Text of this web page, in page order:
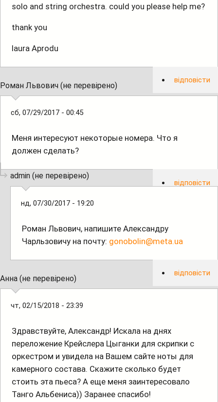
solo and string orchestra. could you please help me?
thank you
laura Aprodu
відповісти
Роман Львович (не перевірено)
сб, 07/29/2017 - 00:45
Меня интересуют некоторые номера. Что я
должен сделать?
відповісти
admin (не перевірено)
нд, 07/30/2017 - 19:20
Роман Львович, напишите Александру
Чарльзовичу на почту: gonobolin@meta.ua
відповісти
Анна (не перевірено)
чт, 02/15/2018 - 23:39
Здравствуйте, Александр! Искала на днях
переложение Крейслера Цыганки для скрипки с
оркестром и увидела на Вашем сайте ноты для
камерного состава. Скажите сколько будет
стоить эта пьеса? А еще меня заинтересовало
Танго Альбениса)) Заранее спасибо!